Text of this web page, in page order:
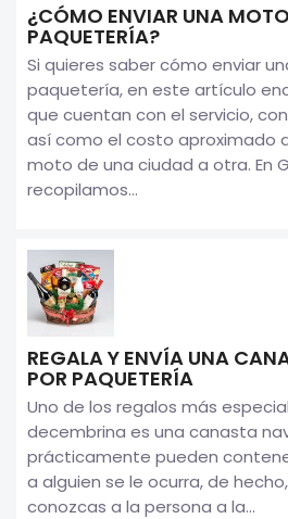
¿CÓMO ENVIAR UNA
PAQUETERÍA?
Si quieres saber cómo enviar
paquetería, en este artículo
que cuentan con el servicio,
así como el costo aproximado
moto de una ciudad a otra. En
recopilamos...
REGALA Y ENVÍA UNA
POR PAQUETERÍA
Uno de los regalos más
decembrina es una canasta
prácticamente pueden
a alguien se le ocurra, de
conozcas a la persona a la...